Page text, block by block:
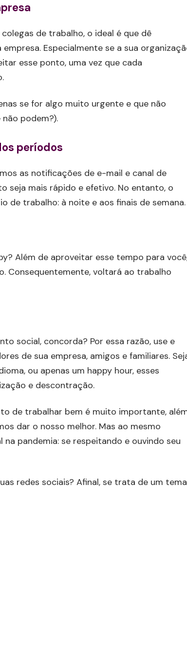
de trabalho, o ideal é que dê
Especialmente se a sua
esse ponto, uma vez que cada
se for algo muito urgente e que não
podem?).
períodos
as notificações de e-mail e canal de
seja mais rápido e efetivo. No entanto, o
de trabalho: à noite e aos finais de
Além de aproveitar esse tempo para
Consequentemente, voltará ao trabalho
social, concorda? Por essa razão, use e
de sua empresa, amigos e familiares.
ou apenas um happy hour, esses
e descontração.
de trabalhar bem é muito importante,
dar o nosso melhor. Mas ao mesmo
pandemia: se respeitando e ouvindo seu
redes sociais? Afinal, se trata de um tema